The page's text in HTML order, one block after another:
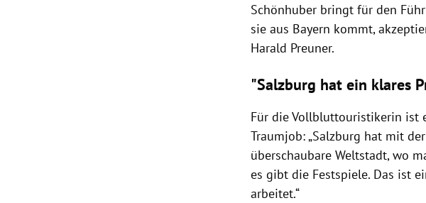
Schönhuber bringt für den
sie aus Bayern kommt,
Harald Preuner.
"Salzburg hat ein klares
Für die Vollbluttouristikerin ist
Traumjob: „Salzburg hat mit
überschaubare Weltstadt, wo
es gibt die Festspiele. Das ist
arbeitet.“